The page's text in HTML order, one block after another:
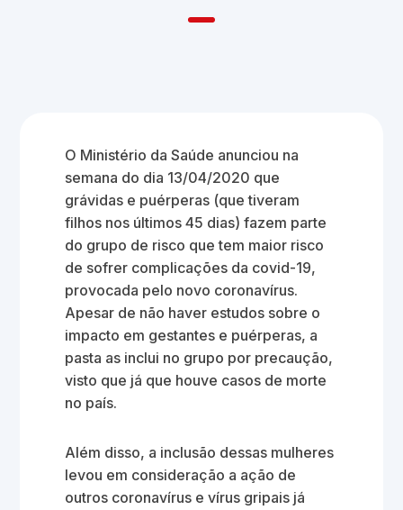
O Ministério da Saúde anunciou na
semana do dia 13/04/2020 que
grávidas e puérperas (que tiveram
filhos nos últimos 45 dias) fazem parte
do grupo de risco que tem maior risco
de sofrer complicações da covid-19,
provocada pelo novo coronavírus.
Apesar de não haver estudos sobre o
impacto em gestantes e puérperas, a
pasta as inclui no grupo por precaução,
visto que já que houve casos de morte
no país.
Além disso, a inclusão dessas mulheres
levou em consideração a ação de
outros coronavírus e vírus gripais já